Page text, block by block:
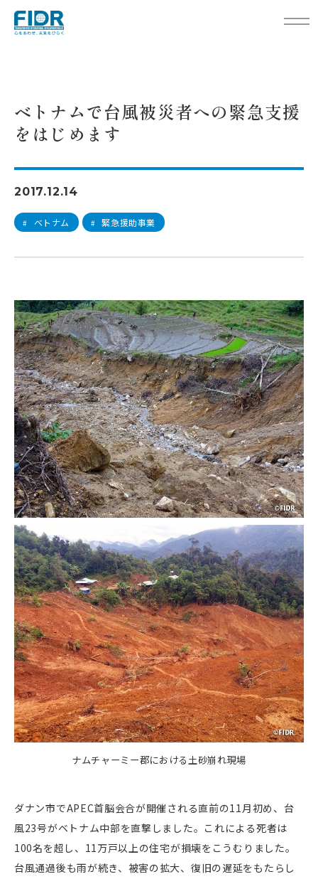
ベトナムで台風被災者への緊急支援をはじめます
ベトナムで台風被災者への緊急支援
をはじめます
2017.12.14
# ベトナム # 緊急援助事業
ナムチャーミー郡における土砂崩れ現場
ダナン市でAPEC首脳会合が開催される直前の11月初め、台
風23号がベトナム中部を直撃しました。これによる死者は
100名を超し、11万戸以上の住宅が損壊をこうむりました。
台風通過後も雨が続き、被害の拡大、復旧の遅延をもたらし